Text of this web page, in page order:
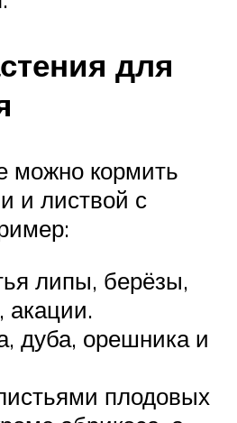
для
можно кормить
и листвой с
липы, берёзы,
акации.
дуба, орешника и
плодовых